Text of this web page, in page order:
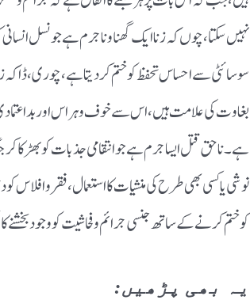
نہیں سکتا ، چوں کہ زنا ایک گھناونا جرم ہے جونسل
سوسائٹی سے احساس تحفظ کو ختم کر دیتا ہے ، چوری ،
بغاوت کی علامت ہیں، اس سے خوف و ہراس اور
ہے۔ناحق قتل ایسا جرم ہے جو انتقامی جذبات کو بھڑ
نوشی یا کسی بھی طرح کی منشیات کا استعمال ، فقر
کوختم کرنے کے ساتھ جنسی جرائم وفحاشیت کو وجود
یہ بھی پڑھیں: